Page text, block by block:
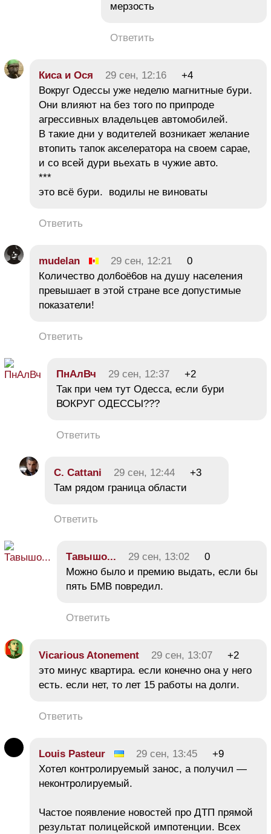
мерзость
Ответить
Киса и Ося 29 сен, 12:16
+4
Вокруг Одессы уже неделю магнитные бури.
Они влияют на без того по припроде
агрессивных владельцев автомобилей.
В такие дни у водителей возникает желание
втопить тапок акселератора на своем сарае,
и со всей дури вьехать в чужие авто.
***
это всё бури. водилы не виноваты
Ответить
mudеlan 29 сен, 12:21
0
Количество дол6оё6ов на душу населения
превышает в этой стране все допустимые
показатели!
Ответить
ПнАлВч 29 сен, 12:37
+2
Так при чем тут Одесса, если бури
ВОКРУГ ОДЕССЫ???
Ответить
C. Cattani 29 сен, 12:44
+3
Там рядом граница области
Ответить
Тавышо... 29 сен, 13:02
0
Можно было и премию выдать, если бы
пять БМВ повредил.
Ответить
Vicarious Atonement 29 сен, 13:07
+2
это минус квартира. если конечно она у него
есть. если нет, то лет 15 работы на долги.
Ответить
Louis Pasteur 29 сен, 13:45
+9
Хотел контролируемый занос, а получил —
неконтролируемый.
Частое появление новостей про ДТП прямой
результат полицейской импотенции. Всех